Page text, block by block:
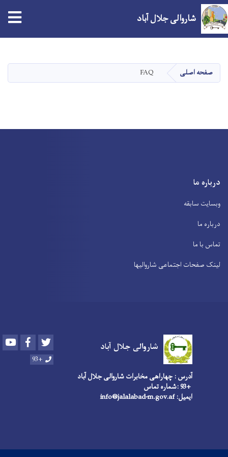
content
شاروالی جلال آباد
صفحه اصلی FAQ
درباره ما
وبسایت سابقه
درباره ما
تماس با ما
لینک صفحات اجتماعی شاروالیها
شاروالی جلال آباد Youtube Facebook
+93
آدرس : چهاراهی مخابرات شاروالی جلال آباد
+93 :شماره تماس
ایمیل: info@jalalabad-m.gov.af